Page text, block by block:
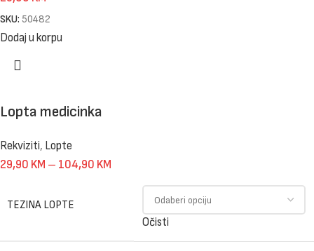
SKU: 50482
Dodaj u korpu
Lopta medicinka
Rekviziti, Lopte
29,90 KM – 104,90 KM
TEZINA LOPTE
Očisti